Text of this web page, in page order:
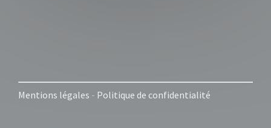
Mentions légales - Politique de confidentialité